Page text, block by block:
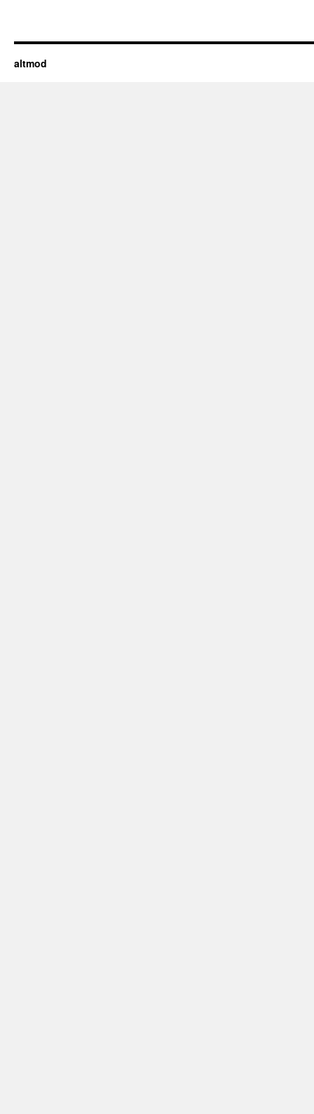
altmod